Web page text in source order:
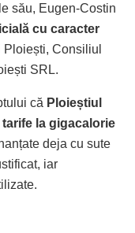
său, Eugen-Costin
cu caracter
Consiliul
SRL.
că Ploieștiul
la gigacalorie
deja cu sute
iar